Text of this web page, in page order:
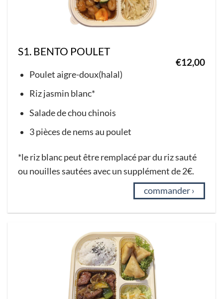
S1. BENTO POULET
€12,00
Poulet aigre-doux(halal)
Riz jasmin blanc*
Salade de chou chinois
3 pièces de nems au poulet
*le riz blanc peut être remplacé par du riz sauté
ou nouilles sautées avec un supplément de 2€.
commander ›